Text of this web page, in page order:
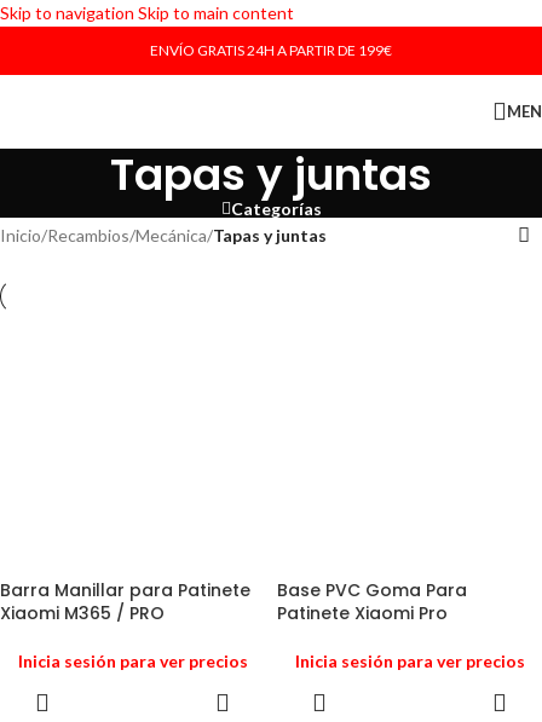
Skip to navigation Skip to main content
ENVÍO GRATIS 24H A PARTIR DE 199€
Tapas y juntas
Categorías
Inicio/Recambios/Mecánica/Tapas y juntas
Barra Manillar para Patinete
Xiaomi M365 / PRO
Inicia sesión para ver precios
Base PVC Goma Para
Patinete Xiaomi Pro
Inicia sesión para ver precios